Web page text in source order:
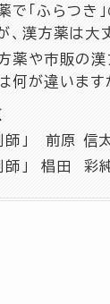
で「ふらつき
、漢方薬は大
薬や市販の漢
何が違います
師」 前原 信
師」 椙田 彩